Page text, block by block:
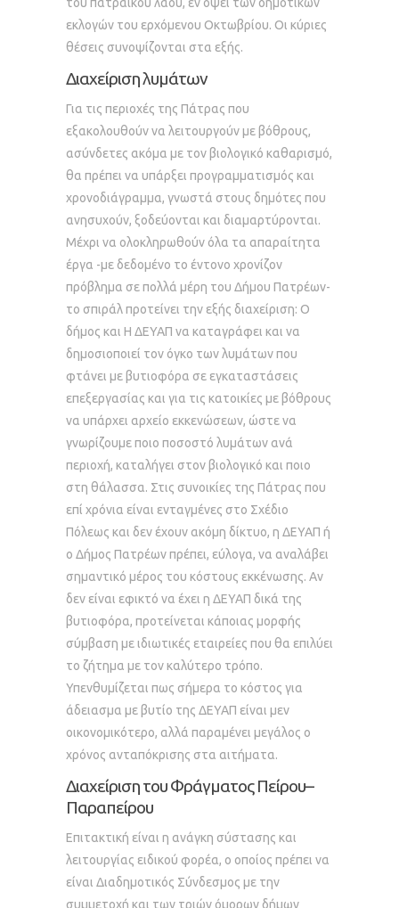
εκλογών του ερχόμενου Οκτωβρίου. Οι κύριες
θέσεις συνοψίζονται στα εξής.
Διαχείριση λυμάτων
Για τις περιοχές της Πάτρας που
εξακολουθούν να λειτουργούν με βόθρους,
ασύνδετες ακόμα με τον βιολογικό καθαρισμό,
θα πρέπει να υπάρξει προγραμματισμός και
χρονοδιάγραμμα, γνωστά στους δημότες που
ανησυχούν, ξοδεύονται και διαμαρτύρονται.
Μέχρι να ολοκληρωθούν όλα τα απαραίτητα
έργα -με δεδομένο το έντονο χρονίζον
πρόβλημα σε πολλά μέρη του Δήμου Πατρέων-
το σπιράλ προτείνει την εξής διαχείριση: Ο
δήμος και Η ΔΕΥΑΠ να καταγράφει και να
δημοσιοποιεί τον όγκο των λυμάτων που
φτάνει με βυτιοφόρα σε εγκαταστάσεις
επεξεργασίας και για τις κατοικίες με βόθρους
να υπάρχει αρχείο εκκενώσεων, ώστε να
γνωρίζουμε ποιο ποσοστό λυμάτων ανά
περιοχή, καταλήγει στον βιολογικό και ποιο
στη θάλασσα. Στις συνοικίες της Πάτρας που
επί χρόνια είναι ενταγμένες στο Σχέδιο
Πόλεως και δεν έχουν ακόμη δίκτυο, η ΔΕΥΑΠ ή
ο Δήμος Πατρέων πρέπει, εύλογα, να αναλάβει
σημαντικό μέρος του κόστους εκκένωσης. Αν
δεν είναι εφικτό να έχει η ΔΕΥΑΠ δικά της
βυτιοφόρα, προτείνεται κάποιας μορφής
σύμβαση με ιδιωτικές εταιρείες που θα επιλύει
το ζήτημα με τον καλύτερο τρόπο.
Υπενθυμίζεται πως σήμερα το κόστος για
άδειασμα με βυτίο της ΔΕΥΑΠ είναι μεν
οικονομικότερο, αλλά παραμένει μεγάλος ο
χρόνος ανταπόκρισης στα αιτήματα.
Διαχείριση του Φράγματος Πείρου–
Παραπείρου
Επιτακτική είναι η ανάγκη σύστασης και
λειτουργίας ειδικού φορέα, ο οποίος πρέπει να
είναι Διαδημοτικός Σύνδεσμος με την
συμμετοχή και των τριών όμορων δήμων